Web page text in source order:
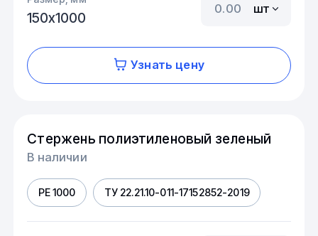
150х1000
шт
Узнать цену
Стержень полиэтиленовый зеленый
В наличии
PE 1000 ТУ 22.21.10-011-17152852-2019